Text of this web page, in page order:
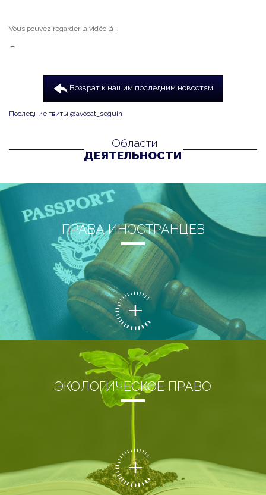
Vous pouvez regarder la vidéo là :
←
Возврат к нашим последним новостям
Последние твиты @avocat_seguin
Области
ДЕЯТЕЛЬНОСТИ
ПРАВА ИНОСТРАНЦЕВ
ЭКОЛОГИЧЕСКОЕ ПРАВО